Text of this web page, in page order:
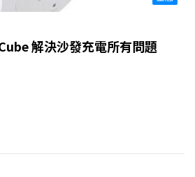
解決沙發充電所有問題